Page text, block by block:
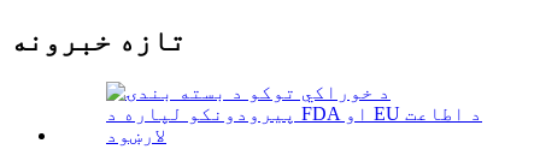
تازه خبرونه